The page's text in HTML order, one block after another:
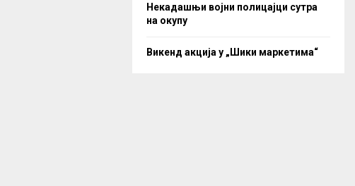
Некадашњи војни полицајци сутра
на окупу
Викенд акција у „Шики маркетима“